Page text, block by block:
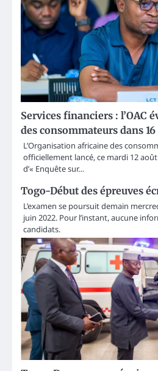
Services financiers : l’OAC
des consommateurs dans
L’Organisation africaine des
officiellement lancé, ce mardi 12
d’« Enquête sur…
Togo-Début des épreuves
L’examen se poursuit demain
juin 2022. Pour l’instant, aucune
candidats.